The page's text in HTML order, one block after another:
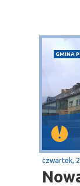
GMINA
czwartek,